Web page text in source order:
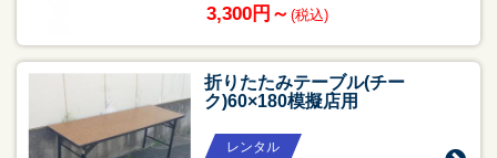
3,300円～ (税込)
折りたたみテーブル(チー
ク)60×180模擬店用
レンタル